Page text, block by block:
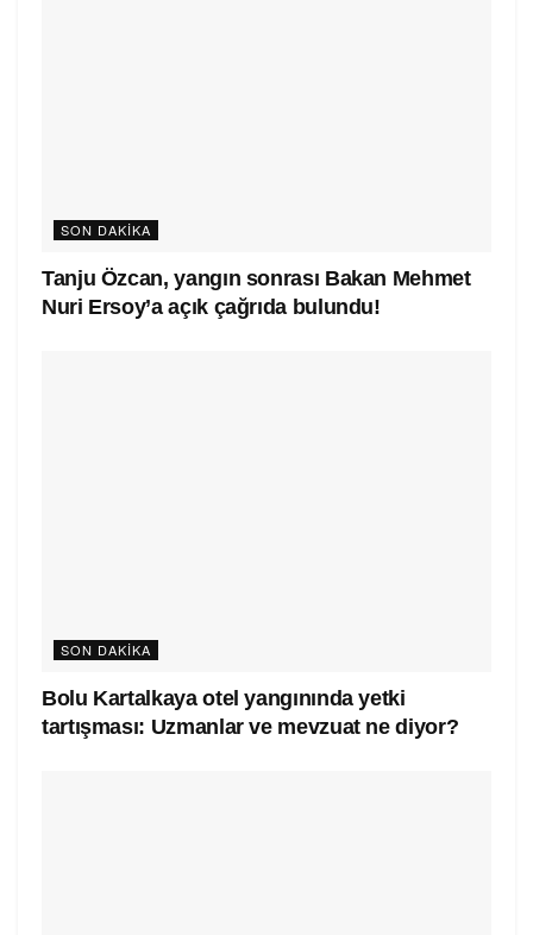
SON DAKIKA
Tanju Özcan, yangın sonrası Bakan Mehmet
Nuri Ersoy’a açık çağrıda bulundu!
SON DAKIKA
Bolu Kartalkaya otel yangınında yetki
tartışması: Uzmanlar ve mevzuat ne diyor?